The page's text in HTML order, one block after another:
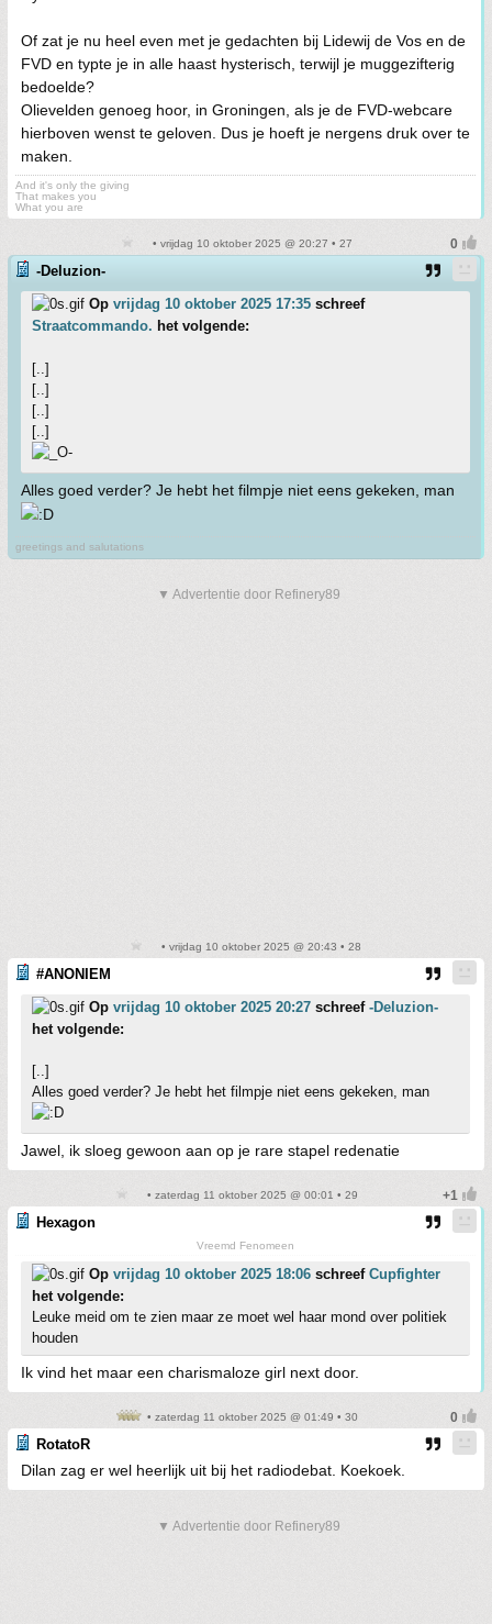
Of zat je nu heel even met je gedachten bij Lidewij de Vos en de
FVD en typte je in alle haast hysterisch, terwijl je muggezifterig
bedoelde?
Olievelden genoeg hoor, in Groningen, als je de FVD-webcare
hierboven wenst te geloven. Dus je hoeft je nergens druk over te
maken.
And it's only the giving
That makes you
What you are
• vrijdag 10 oktober 2025 @ 20:27 • 27
-Deluzion-
Op vrijdag 10 oktober 2025 17:35 schreef
Straatcommando. het volgende:
[..]
[..]
[..]
[..]
Alles goed verder? Je hebt het filmpje niet eens gekeken, man
greetings and salutations
▼ Advertentie door Refinery89
• vrijdag 10 oktober 2025 @ 20:43 • 28
#ANONIEM
Op vrijdag 10 oktober 2025 20:27 schreef -Deluzion-
het volgende:
[..]
Alles goed verder? Je hebt het filmpje niet eens gekeken, man
Jawel, ik sloeg gewoon aan op je rare stapel redenatie
• zaterdag 11 oktober 2025 @ 00:01 • 29
Hexagon
Vreemd Fenomeen
Op vrijdag 10 oktober 2025 18:06 schreef Cupfighter
het volgende:
Leuke meid om te zien maar ze moet wel haar mond over politiek
houden
Ik vind het maar een charismaloze girl next door.
• zaterdag 11 oktober 2025 @ 01:49 • 30
RotatoR
Dilan zag er wel heerlijk uit bij het radiodebat. Koekoek.
▼ Advertentie door Refinery89